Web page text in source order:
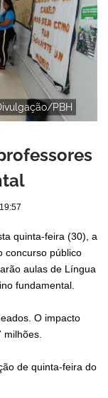
PBH
quinta-feira (30), a
concurso público
aulas de Língua
fundamental.
O impacto
milhões.
de quinta-feira do